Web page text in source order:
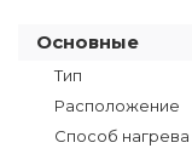
Основные
Тип
Расположение
Способ нагрева